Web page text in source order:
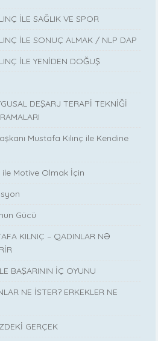
İLE SAĞLIK VE SPOR
İLE SONUÇ ALMAK / NLP DAP
İLE YENİDEN DOĞUŞ
DEŞARJ TERAPİ TEKNİĞİ
Mustafa Kılınç ile Kendine
ile Motive Olmak İçin
Gücü
KILNIÇ – QADINLAR NƏ
BAŞARININ İÇ OYUNU
NE İSTER? ERKEKLER NE
GERÇEK